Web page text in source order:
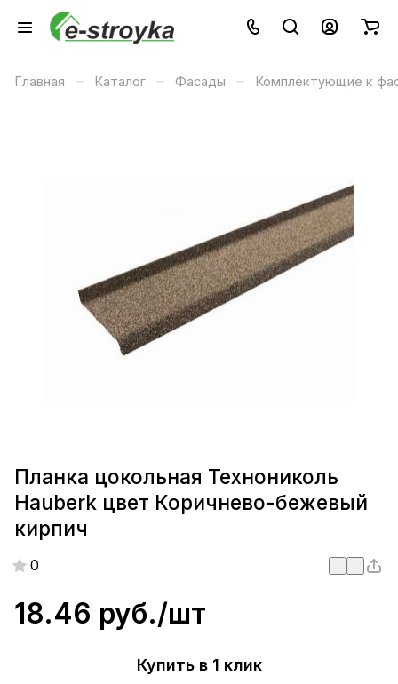
Главная – Каталог – Фасады – Комплектующие к
Планка цокольная Технониколь
Hauberk цвет Коричнево-бежевый
кирпич
0
18.46 руб./шт
Купить в 1 клик